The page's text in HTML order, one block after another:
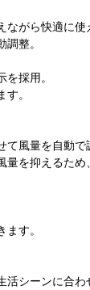
がら快適に使
整。
採用。
。
風量を自動で
を抑えるた
す。
シーンに合